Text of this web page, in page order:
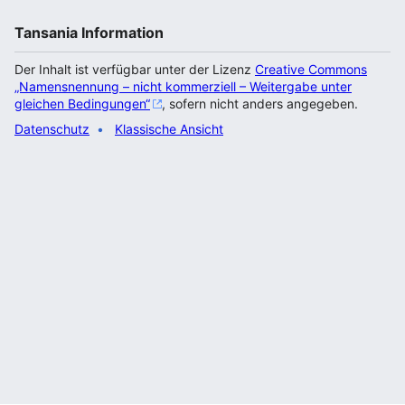
Tansania Information
Der Inhalt ist verfügbar unter der Lizenz Creative Commons
„Namensnennung – nicht kommerziell – Weitergabe unter
gleichen Bedingungen“
, sofern nicht anders angegeben.
Datenschutz
Klassische Ansicht